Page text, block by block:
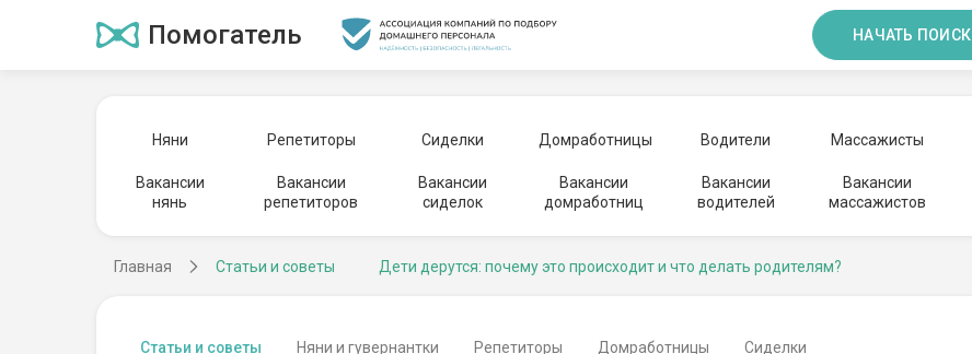
Помогатель НАЧАТЬ ПОИСК
Няни Репетиторы Сиделки Домработницы Водители Массажисты
Вакансии
нянь
Вакансии
репетиторов
Вакансии
сиделок
Вакансии
домработниц
Вакансии
водителей
Вакансии
массажистов
Главная Статьи и советы Дети дерутся: почему это происходит и что делать родителям?
Статьи и советы Няни и гувернантки Репетиторы Домработницы Сиделки